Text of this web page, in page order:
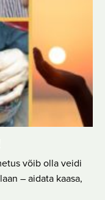
võib olla veidi
– aidata kaasa,